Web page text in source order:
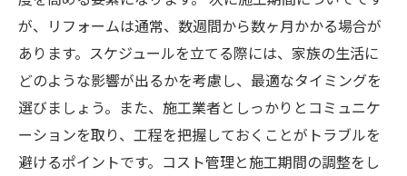
が、リフォームは通常、数週間から数ヶ月かかる場合が
あります。スケジュールを立てる際には、家族の生活に
どのような影響が出るかを考慮し、最適なタイミングを
選びましょう。また、施工業者としっかりとコミュニケ
ーションを取り、工程を把握しておくことがトラブルを
避けるポイントです。コスト管理と施工期間の調整をし